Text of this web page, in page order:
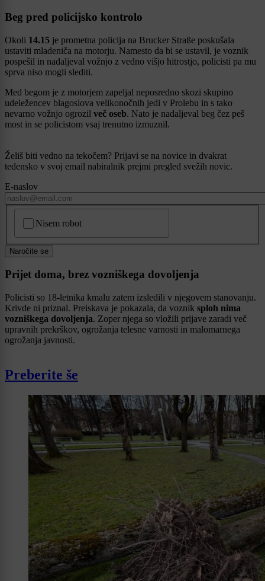
Beg pred policijsko kontrolo
Okoli 14.15 je prometna policija na Brucker Straße poskušala
ustaviti mladeniča na motorju. Namesto da bi se ustavil, je voznik
pospešil in nadaljeval vožnjo z vedno višjo hitrostjo, policisti pa mu
sprva niso mogli slediti.
Med begom je z motorjem zapeljal neposredno skozi skupino
udeležencev blagoslova velikonočnih jedi v Prolebu in s tako
nevarno vožnjo ogrozil več oseb. Nato je nadaljeval beg čez peš
most in se policistom vsaj trenutno izmuznil.
Želiš biti vedno na tekočem? Prijavi se na novice in dvakrat
tedensko v svoj email nabiralnik prejmi pregled svežih novic.
E-naslov
Nisem robot
Naročite se
Prijet doma, brez vozniškega dovoljenja
Policisti so 18-letnika kmalu zatem izsledili v njegovem stanovanju.
Krivde ni priznal. Preiskava je pokazala, da voznik sploh nima
vozniškega dovoljenja. Zoper njega so vložili prijave zaradi več
upravnih prekrškov, ogrožanja telesne varnosti in malomarnega
ogrožanja javnosti.
Preberite še